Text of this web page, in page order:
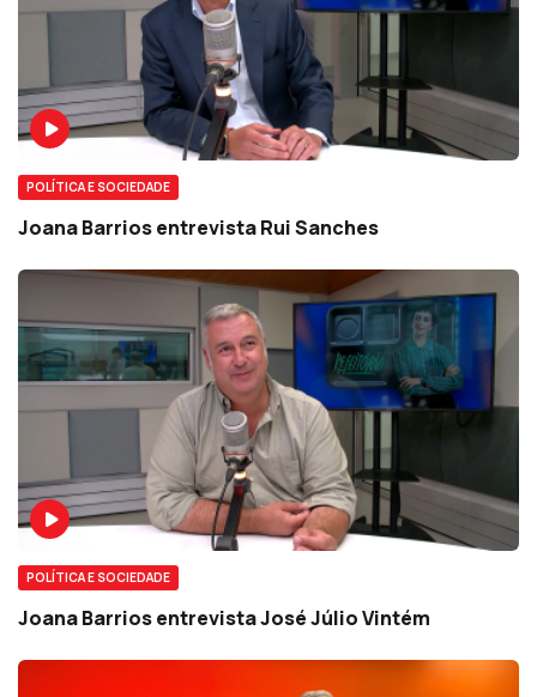
POLÍTICA E SOCIEDADE
Joana Barrios entrevista Rui Sanches
POLÍTICA E SOCIEDADE
Joana Barrios entrevista José Júlio Vintém